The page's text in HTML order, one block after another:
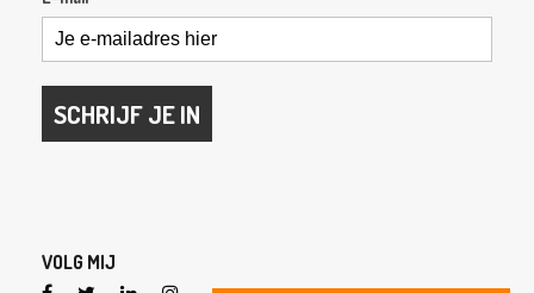
SCHRIJF JE IN
VOLG MIJ